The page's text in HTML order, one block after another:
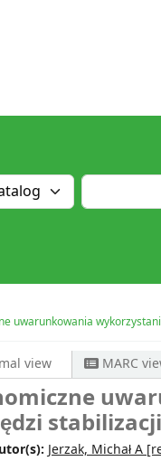
uwarunkowania
view MARC
Jerzak, Michał A